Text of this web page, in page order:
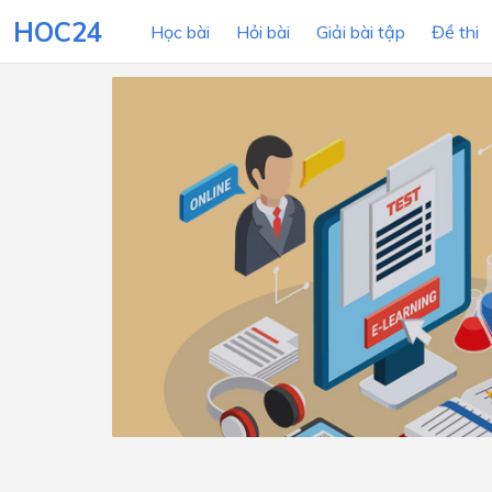
HOC24 Học bài Hỏi bài Giải bài tập Đề thi
LỚP HỌC
Lớp 12
Lớp 8
Lớp 7